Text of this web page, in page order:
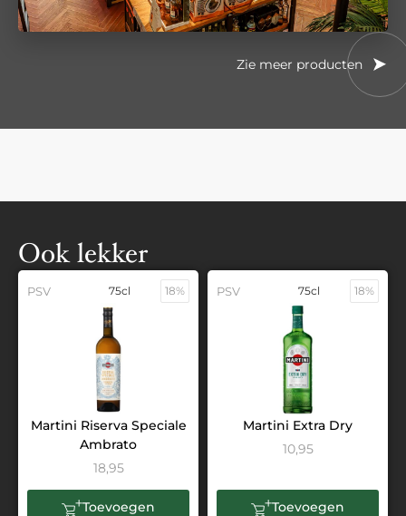
Zie meer producten
Ook lekker
PSV 75cl 18%
Martini Riserva Speciale
Ambrato
18,95
Toevoegen
PSV 75cl 18%
Martini Extra Dry
10,95
Toevoegen